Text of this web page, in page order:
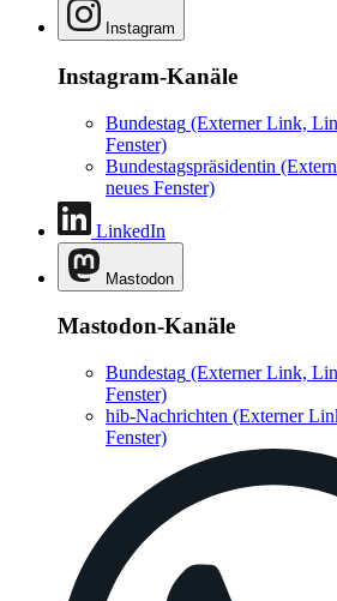
Instagram
Instagram-Kanäle
Bundestag (Externer Link,
Fenster)
Bundestagspräsidentin
neues Fenster)
LinkedIn
Mastodon
Mastodon-Kanäle
Bundestag (Externer Link,
Fenster)
hib-Nachrichten (Externer
Fenster)